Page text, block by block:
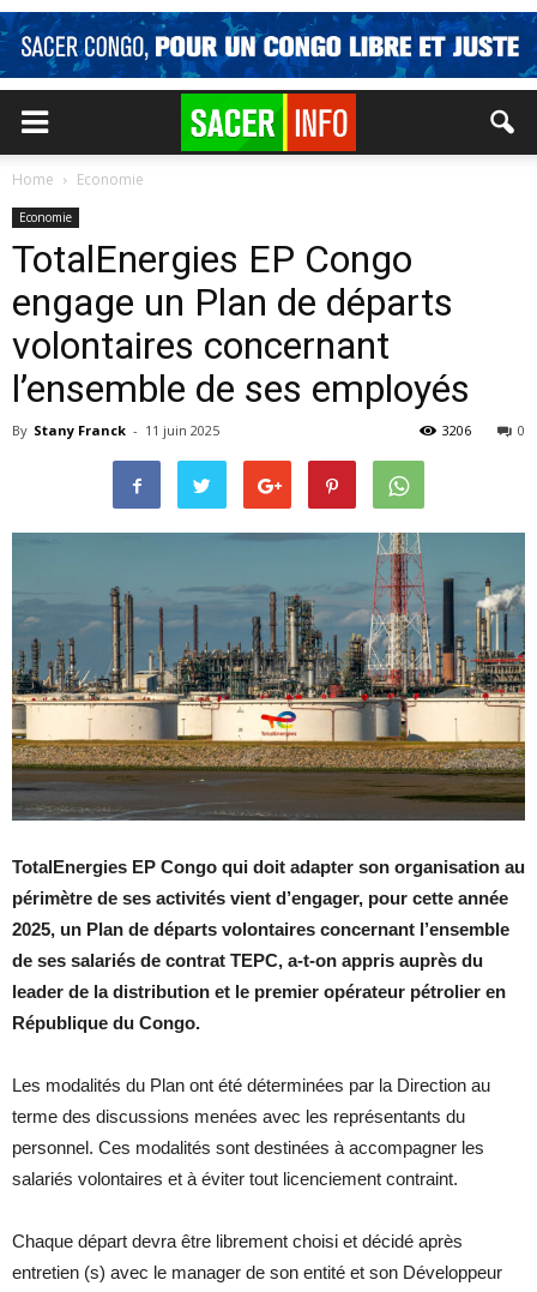
Home Economie
Economie
TotalEnergies EP Congo
engage un Plan de départs
volontaires concernant
l’ensemble de ses employés
By Stany Franck - 11 juin 2025 0
3206
TotalEnergies EP Congo qui doit adapter son organisation au
périmètre de ses activités vient d’engager, pour cette année
2025, un Plan de départs volontaires concernant l’ensemble
de ses salariés de contrat TEPC, a-t-on appris auprès du
leader de la distribution et le premier opérateur pétrolier en
République du Congo.
Les modalités du Plan ont été déterminées par la Direction au
terme des discussions menées avec les représentants du
personnel. Ces modalités sont destinées à accompagner les
salariés volontaires et à éviter tout licenciement contraint.
Chaque départ devra être librement choisi et décidé après
entretien (s) avec le manager de son entité et son Développeur